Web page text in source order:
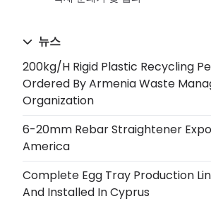
뉴스
200kg/h Rigid Plastic Recycling
Ordered By Armenia Waste
Organization
6-20mm Rebar Straightener
America
Complete Egg Tray Production
And Installed In Cyprus